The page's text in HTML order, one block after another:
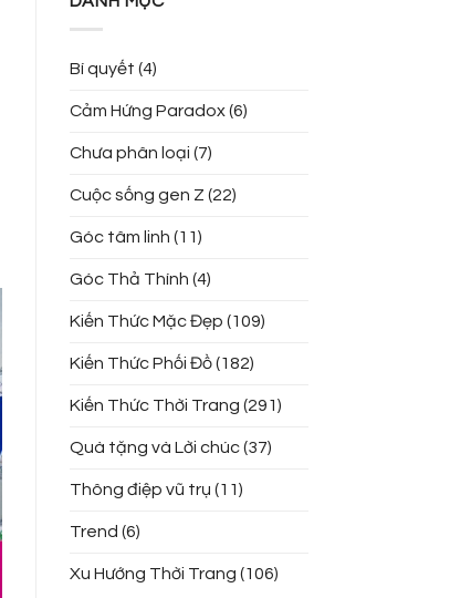
Bí quyết (4)
Cảm Hứng Paradox(6)
Chưa phân loại (7)
Cuộc sống gen Z (22)
Góc tâm linh (11)
Góc Thả Thính (4)
Kiến Thức Mặc Đẹp (109)
Kiến Thức Phối Đồ(182)
Kiến Thức Thời Trang (291)
Quà tặng và Lời chúc(37)
Thông điệp vũ trụ (11)
Trend (6)
Xu Hướng Thời Trang (106)